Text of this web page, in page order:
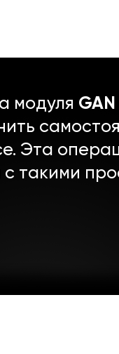
модуля GAN
Эта
такими